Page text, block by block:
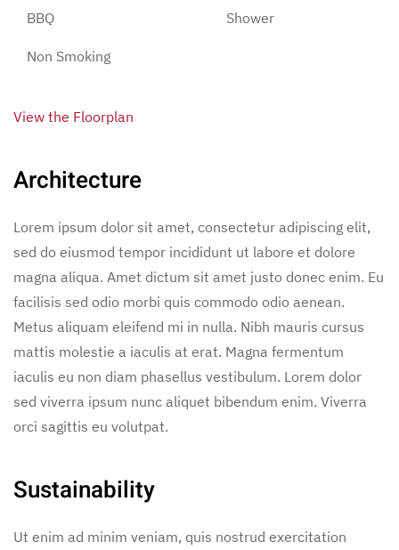
BBQ Shower
Non Smoking
View the Floorplan
Architecture
Lorem ipsum dolor sit amet, consectetur adipiscing elit,
sed do eiusmod tempor incididunt ut labore et dolore
magna aliqua. Amet dictum sit amet justo donec enim. Eu
facilisis sed odio morbi quis commodo odio aenean.
Metus aliquam eleifend mi in nulla. Nibh mauris cursus
mattis molestie a iaculis at erat. Magna fermentum
iaculis eu non diam phasellus vestibulum. Lorem dolor
sed viverra ipsum nunc aliquet bibendum enim. Viverra
orci sagittis eu volutpat.
Sustainability
Ut enim ad minim veniam, quis nostrud exercitation